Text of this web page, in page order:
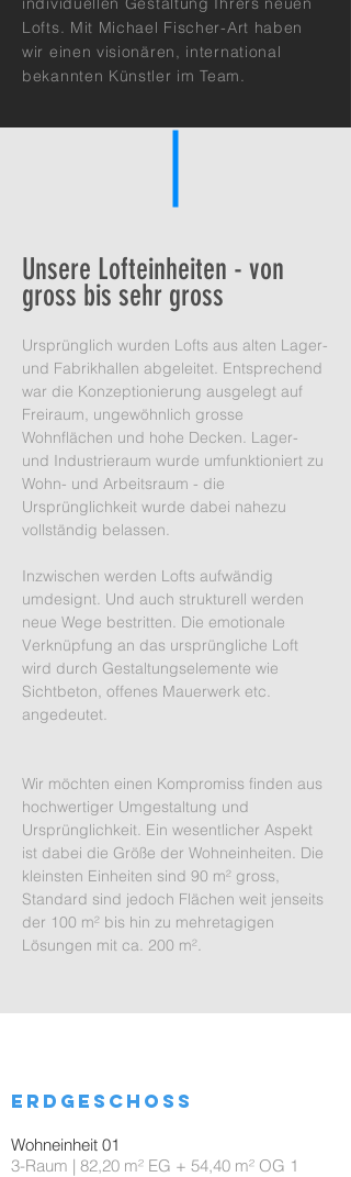
Lofts. Mit Michael Fischer-Art haben
wir einen visionären, international
bekannten Künstler im Team.
Unsere Lofteinheiten - von
gross bis sehr gross
Ursprünglich wurden Lofts aus alten Lager-
und Fabrikhallen abgeleitet. Entsprechend
war die Konzeptionierung ausgelegt auf
Freiraum, ungewöhnlich grosse
Wohnflächen und hohe Decken. Lager-
und Industrieraum wurde umfunktioniert zu
Wohn- und Arbeitsraum - die
Ursprünglichkeit wurde dabei nahezu
vollständig belassen.
Inzwischen werden Lofts aufwändig
umdesignt. Und auch strukturell werden
neue Wege bestritten. Die emotionale
Verknüpfung an das ursprüngliche Loft
wird durch Gestaltungselemente wie
Sichtbeton, offenes Mauerwerk etc.
angedeutet.
Wir möchten einen Kompromiss finden aus
hochwertiger Umgestaltung und
Ursprünglichkeit. Ein wesentlicher Aspekt
ist dabei die Größe der Wohneinheiten. Die
kleinsten Einheiten sind 90 m² gross,
Standard sind jedoch Flächen weit jenseits
der 100 m² bis hin zu mehretagigen
Lösungen mit ca. 200 m².
Erdgeschoss
Wohneinheit 01
3-Raum | 82,20 m² EG + 54,40 m² OG 1